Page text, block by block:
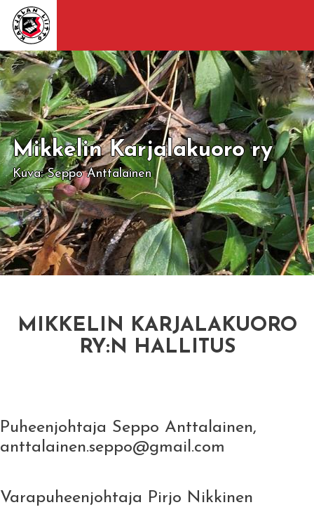
Mikkelin Karjalakuoro ry
Kuva: Seppo Anttalainen
MIKKELIN KARJALAKUORO
RY:N HALLITUS
Puheenjohtaja Seppo Anttalainen,
anttalainen.seppo@gmail.com
Varapuheenjohtaja Pirjo Nikkinen